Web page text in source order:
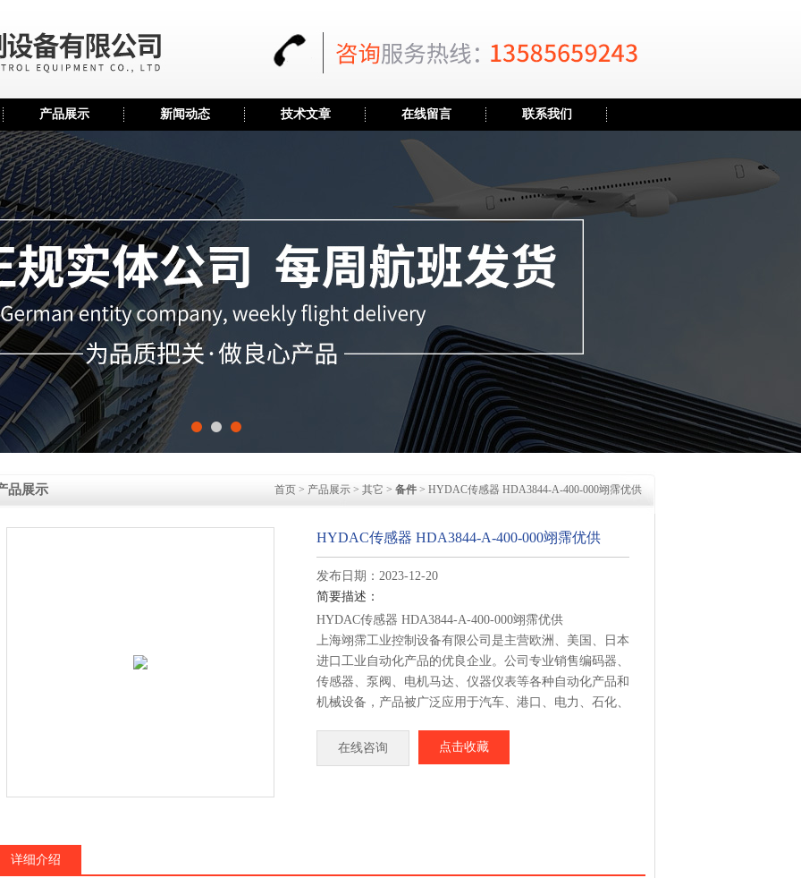
产品展示 新闻动态 技术文章 在线留言 联系我们
品展示 首页 > 产品展示 > 其它 > 备件 > HYDAC传感器 HDA3844-A-400-000翊霈优供
HYDAC传感器 HDA3844-A-400-000翊霈优供
发布日期：2023-12-20
简要描述：
HYDAC传感器 HDA3844-A-400-000翊霈优供
上海翊霈工业控制设备有限公司是主营欧洲、美国、日本
进口工业自动化产品的优良企业。公司专业销售编码器、
传感器、泵阀、电机马达、仪器仪表等各种自动化产品和
机械设备，产品被广泛应用于汽车、港口、电力、石化、
多领域。您只需要来电提供品牌型号 我们即可为您提供
专业报价。
在线咨询 点击收藏
详细介绍